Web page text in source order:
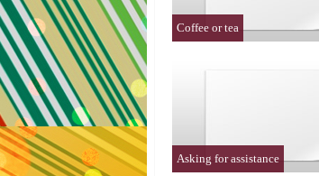
Coffee or tea
Asking for assistance